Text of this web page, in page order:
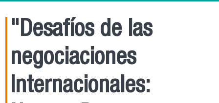
"Desafíos de las
negociaciones
Internacionales: